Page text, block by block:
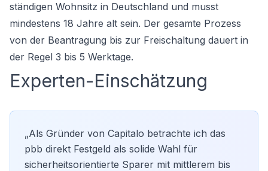
ständigen Wohnsitz in Deutschland und musst
mindestens 18 Jahre alt sein. Der gesamte Prozess
von der Beantragung bis zur Freischaltung dauert in
der Regel 3 bis 5 Werktage.
Experten-Einschätzung
„Als Gründer von Capitalo betrachte ich das
pbb direkt Festgeld als solide Wahl für
sicherheitsorientierte Sparer mit mittlerem bis